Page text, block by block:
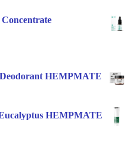
HEMPMATE
HEMPMATE